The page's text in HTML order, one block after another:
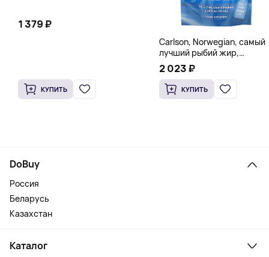
1 379 ₽
КУПИТЬ
Carlson, Norwegian, самый
лучший рыбий жир,
натуральный лимон, 15
пакетиков (5 мл) каждый
2 023 ₽
КУПИТЬ
DoBuy
Россия
Беларусь
Казахстан
Каталог